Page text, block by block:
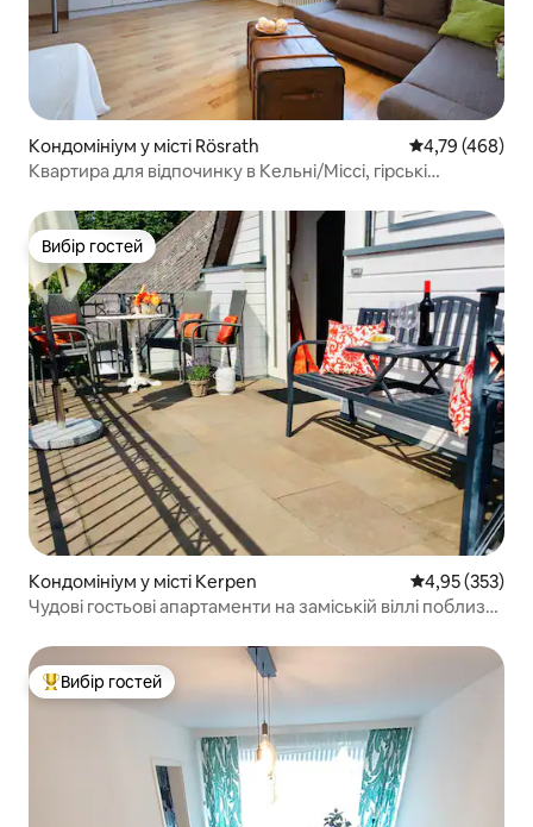
Кондомініум у місті Rösrath Середня
4,79 (468)
Квартира для відпочинку в Кельні/Міссі, гірські
Вибір гостей
Вибір гостей
Кондомініум у місті Kerpen Середня
4,95 (353)
Чудові гостьові апартаменти на заміській віллі поблизу
Топ вибір гостей
Вибір гостей